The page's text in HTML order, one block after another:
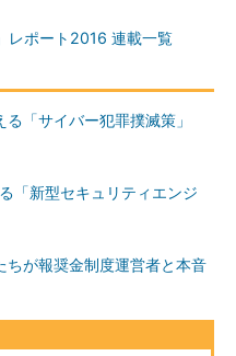
」とは？
ノロジー 辻伸弘氏
は、始め
同氏は
トがDDoS攻
つ増えてい
攻撃用ツー
わずか1000
サービス」の普及があると
行するためのハードルは、
レポート2016 連載一覧
「サイバー犯罪撲滅策」
「新型セキュリティエンジ
ちが報奨金制度運営者と本音